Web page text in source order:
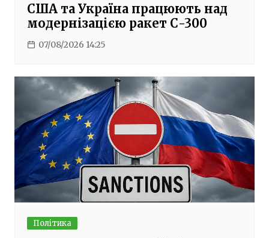
США та Україна працюють над
модернізацією ракет С-300
07/08/2026 14:25
Політика